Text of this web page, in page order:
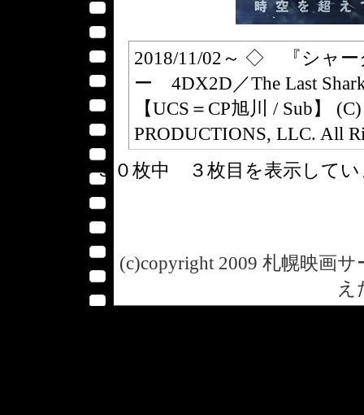
2018/11/02～ ◇ 『シャ
ー 4DX2D／The Last
【UCS＝CP旭川 / Sub】
PRODUCTIONS, LLC. All
５０枚中 ３枚目を表示して
(c)copyright 2009 札幌映画
え